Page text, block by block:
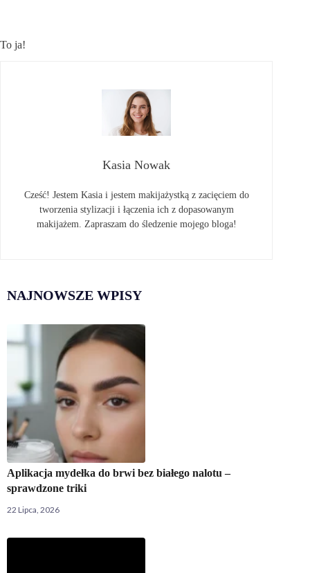
To ja!
Kasia Nowak
Cześć! Jestem Kasia i jestem makijażystką z zacięciem do
tworzenia stylizacji i łączenia ich z dopasowanym
makijażem. Zapraszam do śledzenie mojego bloga!
NAJNOWSZE WPISY
Aplikacja mydełka do brwi bez białego nalotu –
sprawdzone triki
22 Lipca, 2026